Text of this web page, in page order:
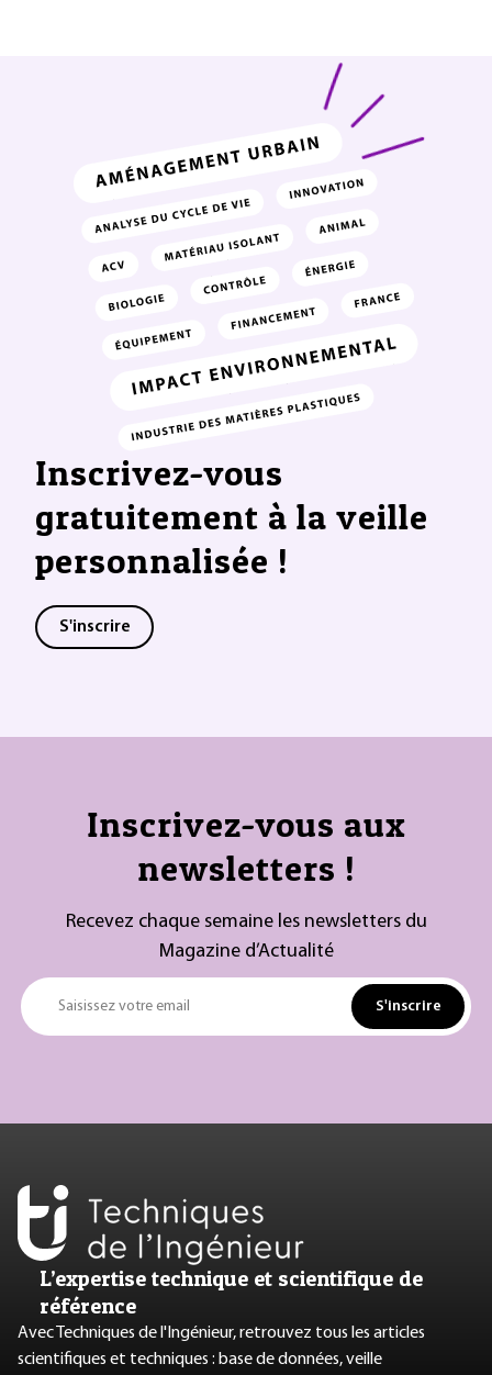
Inscrivez-vous
gratuitement à la veille
personnalisée !
S'inscrire
Inscrivez-vous aux
newsletters !
Recevez chaque semaine les newsletters du
Magazine d’Actualité
Saisissez votre email S'inscrire
L’expertise technique et scientifique de
référence
Avec Techniques de l'Ingénieur, retrouvez tous les articles
scientifiques et techniques : base de données, veille